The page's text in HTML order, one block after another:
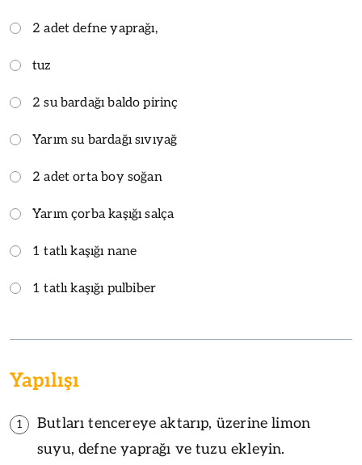
2 adet defne yaprağı,
tuz
2 su bardağı baldo pirinç
Yarım su bardağı sıvıyağ
2 adet orta boy soğan
Yarım çorba kaşığı salça
1 tatlı kaşığı nane
1 tatlı kaşığı pulbiber
Yapılışı
1
Butları tencereye aktarıp, üzerine limon
suyu, defne yaprağı ve tuzu ekleyin.